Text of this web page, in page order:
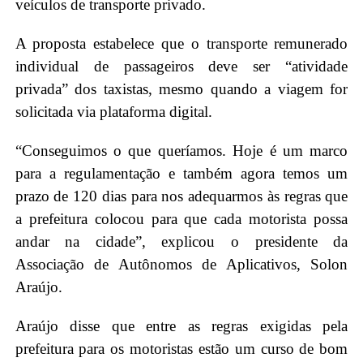
veículos de transporte privado.
A proposta estabelece que o transporte remunerado
individual de passageiros deve ser “atividade
privada” dos taxistas, mesmo quando a viagem for
solicitada via plataforma digital.
“Conseguimos o que queríamos. Hoje é um marco
para a regulamentação e também agora temos um
prazo de 120 dias para nos adequarmos às regras que
a prefeitura colocou para que cada motorista possa
andar na cidade”, explicou o presidente da
Associação de Autônomos de Aplicativos, Solon
Araújo.
Araújo disse que entre as regras exigidas pela
prefeitura para os motoristas estão um curso de bom